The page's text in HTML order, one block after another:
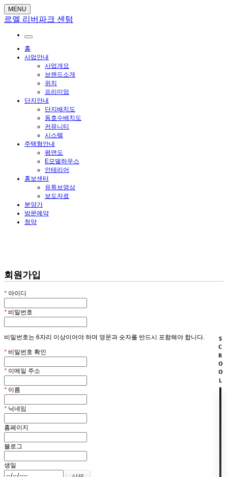
MENU
르엘 리버파크 센텀
홈
사업안내
사업개요
브랜드소개
위치
프리미엄
단지안내
단지배치도
동호수배치도
커뮤니티
시스템
주택형안내
평면도
E모델하우스
인테리어
홍보센터
유튜브영상
보도자료
분양가
방문예약
청약
회원가입
* 아이디
* 비밀번호
비밀번호는 6자리 이상이어야 하며 영문과 숫자를 반드시 포함해야 합니다.
* 비밀번호 확인
* 이메일 주소
* 이름
* 닉네임
홈페이지
블로그
생일
SCROOL